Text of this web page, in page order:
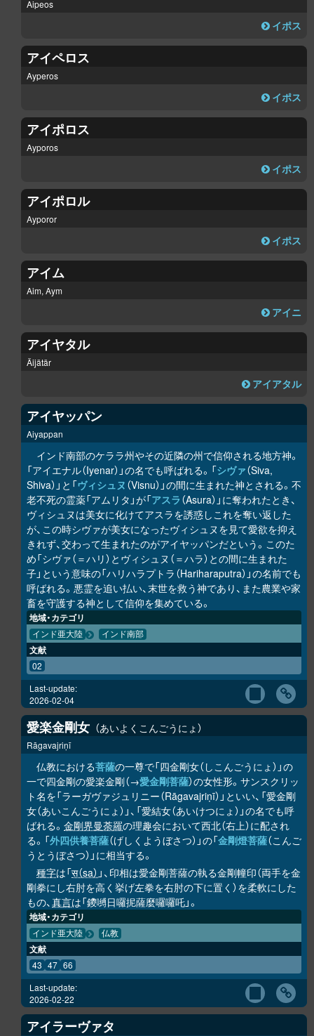
Aipeos
イポス
アイペロス
Ayperos
イポス
アイポロス
Ayporos
イポス
アイポロル
Ayporor
イポス
アイム
Aim, Aym
アイニ
アイヤタル
Äijätär
アイアタル
アイヤッパン
Aiyappan
インド南部のケララ州やその近隣の州で信仰される地方神。
「アイエナル（Iyenar）」の名でも呼ばれる。「シヴァ（Siva,
Shiva）」と「ヴィシュヌ （Visnu）」の間に生まれた神とされる。不
老不死の霊薬「アムリタ」が「アスラ （Asura）」に奪われたとき、
ヴィシュヌは美女に化けてアスラを誘惑しこれを奪い返した
が、この時シヴァが美女になったヴィシュヌを見て愛欲を抑え
きれず、交わって生まれたのがアイヤッパンだという。このた
め「シヴァ（＝ハリ）とヴィシュヌ（＝ハラ）との間に生まれた
子」という意味の「ハリハラプトラ（Hariharaputra）」の名前でも
呼ばれる。悪霊を追い払い、末世を救う神であり、また農業や家
畜を守護する神として信仰を集めている。
地域・カテゴリ
インド亜大陸 インド南部
文献
02
Last-update:
2026-02-04
愛楽金剛女 あいよくこんごうにょ
Rāgavajriṇī
仏教における菩薩の一尊で「四金剛女（しこんごうにょ）」の
一で四金剛の愛楽金剛（→愛金剛菩薩）の女性形。サンスクリッ
ト名を「ラーガヴァジュリニー（Rāgavajriṇī）」といい、「愛金剛
女（あいこんごうにょ）」、「愛結女（あいけつにょ）」の名でも呼
ばれる。 金剛界曼荼羅の理趣会において西北（右上）に配され
る。「外四供養菩薩（げしくようぼさつ）」の「金剛燈菩薩（こんご
うとうぼさつ）」に相当する。
種字は「स（sa） 」、印相は愛金剛菩薩の執る金剛幢印（両手を金
剛拳にし右肘を高く挙げ左拳を右肘の下に置く）を柔軟にした
もの、真言は「鑁嚩日囉抳薩麼囉囉吒」。
地域・カテゴリ
インド亜大陸 仏教
文献
43 47 66
Last-update:
2026-02-22
アイラーヴァタ